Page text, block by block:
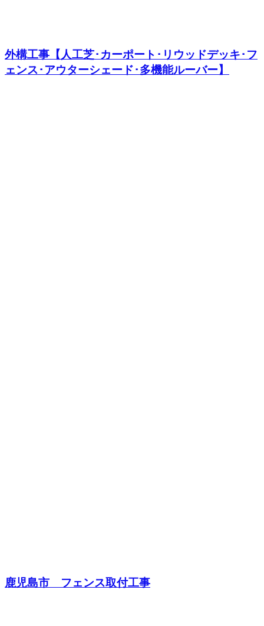
外構工事【人工芝･カーポート･リウッドデッキ･フ
ェンス･アウターシェード･多機能ルーバー】
鹿児島市 フェンス取付工事